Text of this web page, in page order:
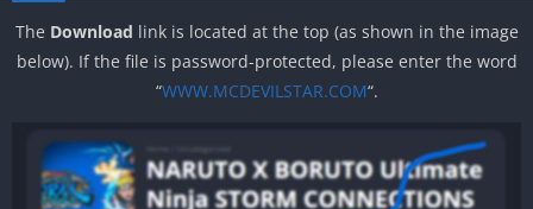
The Download link is located at the top (as shown in the image
below). If the file is password-protected, please enter the word
“WWW.MCDEVILSTAR.COM“.